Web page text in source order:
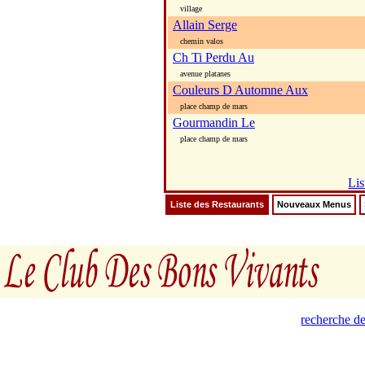
village
Allain Serge
chemin valos
Ch Ti Perdu Au
avenue platanes
Couleurs D Automne Aux
place champ de mars
Gourmandin Le
place champ de mars
Liste des Restaurants Nouveaux Menus
recherche